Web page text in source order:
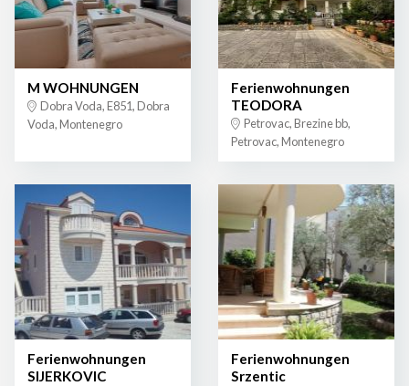
M WOHNUNGEN
Dobra Voda, E851, Dobra
Voda, Montenegro
Ferienwohnungen
TEODORA
Petrovac, Brezine bb,
Petrovac, Montenegro
Ferienwohnungen
SIJERKOVIC
Ferienwohnungen
Srzentic